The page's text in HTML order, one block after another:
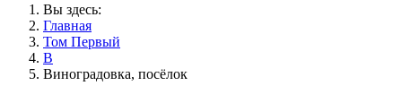
Вы здесь:
Главная
Том Первый
В
Виноградовка, посёлок